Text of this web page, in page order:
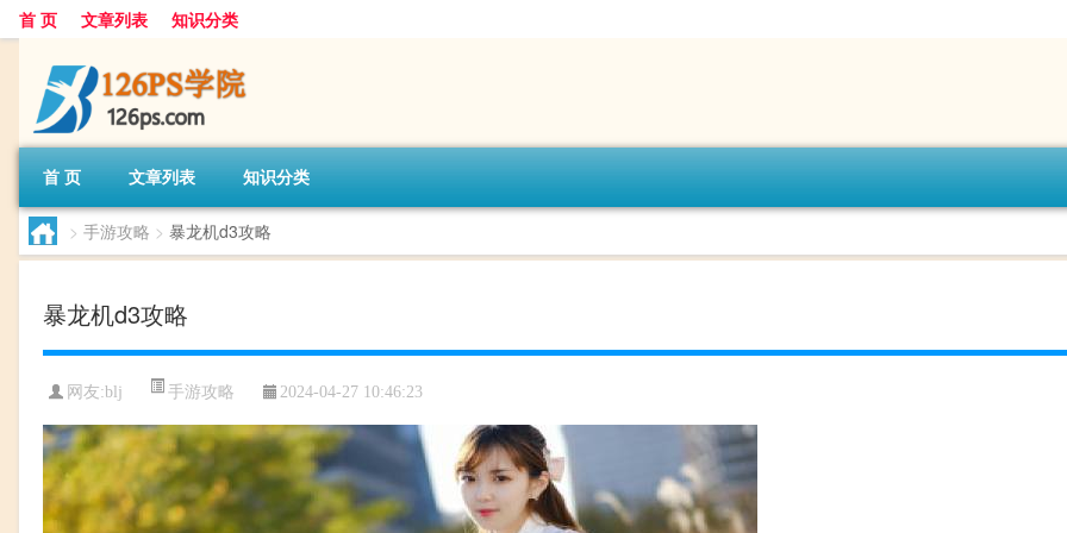
首 页 文章列表 知识分类
首 页 文章列表 知识分类
> 手游攻略 > 暴龙机d3攻略
暴龙机d3攻略
网友:blj 手游攻略 2024-04-27 10:46:23